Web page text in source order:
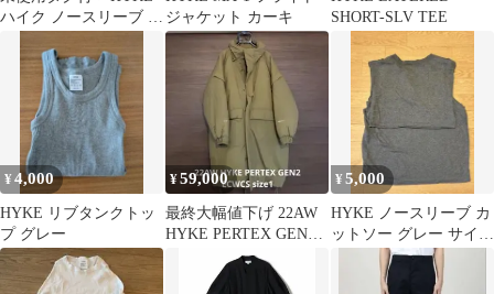
ハイク ノースリーブ ワ
ジャケット カーキ
SHORT-SLV TEE
¥4,000
HYKE リブタンクトッ
プ グレー
¥59,000
最終大幅値下げ 22AW
HYKE PERTEX GEN2
¥5,000
HYKE ノースリーブ カ
ットソー グレー サイズ